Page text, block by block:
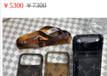
収納 男女兼用 人気 LV
ルロゴ モノグラム 高级 レザー
い 耐衝撃 ヴィトン風 galaxy
s25/s24/s23 plusスマホケース 大人
おしゃれ
￥5300￥7300